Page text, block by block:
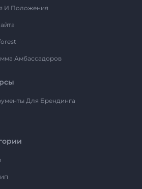
И Положения
Амбассадоров
Для Брендинга